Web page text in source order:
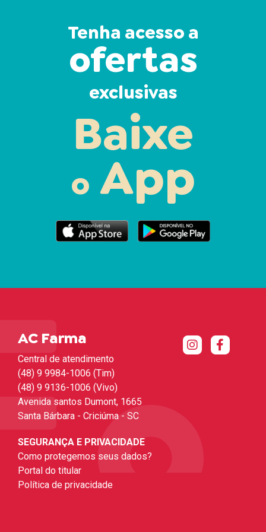
Tenha acesso a
ofertas
exclusivas
Baixe
o App
AC Farma
Central de atendimento
(48) 9 9984-1006 (Tim)
(48) 9 9136-1006 (Vivo)
Avenida santos Dumont, 1665
Santa Bárbara - Criciúma - SC
SEGURANÇA E PRIVACIDADE
Como protegemos seus dados?
Portal do titular
Política de privacidade